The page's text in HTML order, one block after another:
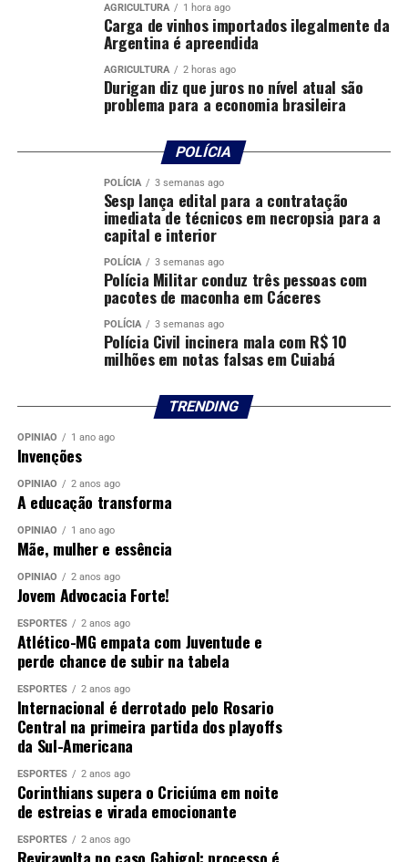
AGRICULTURA 1 hora ago
Carga de vinhos importados ilegalmente da
Argentina é apreendida
AGRICULTURA 2 horas ago
Durigan diz que juros no nível atual são
problema para a economia brasileira
POLÍCIA
POLÍCIA 3 semanas ago
Sesp lança edital para a contratação
imediata de técnicos em necropsia para a
capital e interior
POLÍCIA 3 semanas ago
Polícia Militar conduz três pessoas com
pacotes de maconha em Cáceres
POLÍCIA 3 semanas ago
Polícia Civil incinera mala com R$ 10
milhões em notas falsas em Cuiabá
TRENDING
OPINIÃO 1 ano ago
Invenções
OPINIÃO 2 anos ago
A educação transforma
OPINIÃO 1 ano ago
Mãe, mulher e essência
OPINIÃO 2 anos ago
Jovem Advocacia Forte!
ESPORTES 2 anos ago
Atlético-MG empata com Juventude e
perde chance de subir na tabela
ESPORTES 2 anos ago
Internacional é derrotado pelo Rosario
Central na primeira partida dos playoffs
da Sul-Americana
ESPORTES 2 anos ago
Corinthians supera o Criciúma em noite
de estreias e virada emocionante
ESPORTES 2 anos ago
Reviravolta no caso Gabigol: processo é